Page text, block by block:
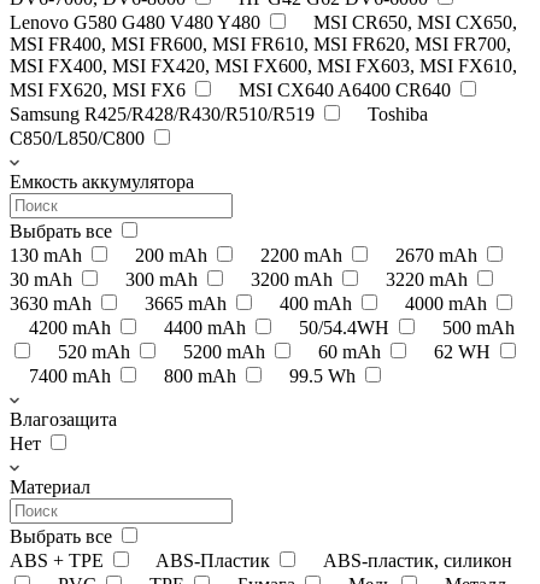
Lenovo G580 G480 V480 Y480
MSI CR650, MSI CX650,
MSI FR400, MSI FR600, MSI FR610, MSI FR620, MSI FR700,
MSI FX400, MSI FX420, MSI FX600, MSI FX603, MSI FX610,
MSI FX620, MSI FX6
MSI CX640 A6400 CR640
Samsung R425/R428/R430/R510/R519
Toshiba
C850/L850/C800
Емкость аккумулятора
Выбрать все
130 mAh
200 mAh 2200 mAh
2670 mAh
30 mAh
300 mAh 3200 mAh
3220 mAh
3630 mAh
3665 mAh 400 mAh
4000 mAh
4200 mAh
4400 mAh 50/54.4WH
500 mAh
520 mAh
5200 mAh 60 mAh
62 WH
7400 mAh
800 mAh 99.5 Wh
Влагозащита
Нет
Материал
Выбрать все
ABS + TPE
ABS-Пластик
ABS-пластик, силикон